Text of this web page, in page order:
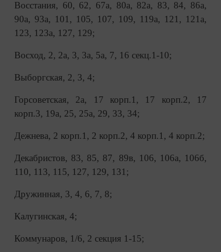
Восстания, 60, 62, 67а, 80а, 82а, 83, 84, 86а,
90а, 93а, 101, 105, 107, 109, 119а, 121, 121а,
123, 123а, 127, 129;
Восход, 2, 2а, 3, 3а, 5а, 7, 16 секц.1-10;
Выборгская, 2, 3, 4;
Горсоветская, 2а, 17 корп.1, 17 корп.2, 17
корп.3, 19а, 25, 25а, 29, 33, 34;
Дежнева, 2 корп.1, 2 корп.2, 4 корп.1, 4 корп.2;
Декабристов, 83, 85, 87, 89в, 106, 106а, 106б,
110, 113, 115, 127, 129, 131;
Дружинная, 3, 4, 6, 7, 8;
Калугинская, 4;
Коммунаров, 1/6, 2 секция 1-15;